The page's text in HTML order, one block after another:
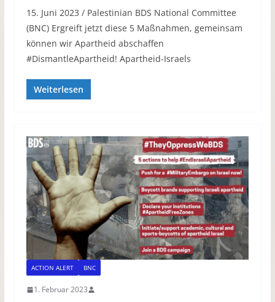
15. Juni 2023 / Palestinian BDS National Committee
(BNC) Ergreift jetzt diese 5 Maßnahmen, gemeinsam
können wir Apartheid abschaffen
#DismantleApartheid! Apartheid-Israels
Weiterlesen
ACTION ALERT BNC
1. Februar 2023